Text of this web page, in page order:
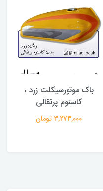
باک موتورسیکلت زرد ،
کاستوم پرتقالی
3,273,000 تومان